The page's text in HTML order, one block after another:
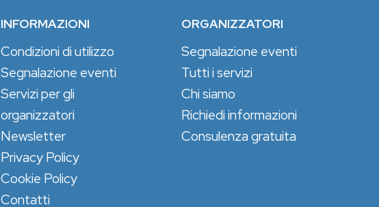
INFORMAZIONI
Condizioni di utilizzo
Segnalazione eventi
Servizi per gli
organizzatori
Newsletter
Privacy Policy
Cookie Policy
Contatti
ORGANIZZATORI
Segnalazione eventi
Tutti i servizi
Chi siamo
Richiedi informazioni
Consulenza gratuita